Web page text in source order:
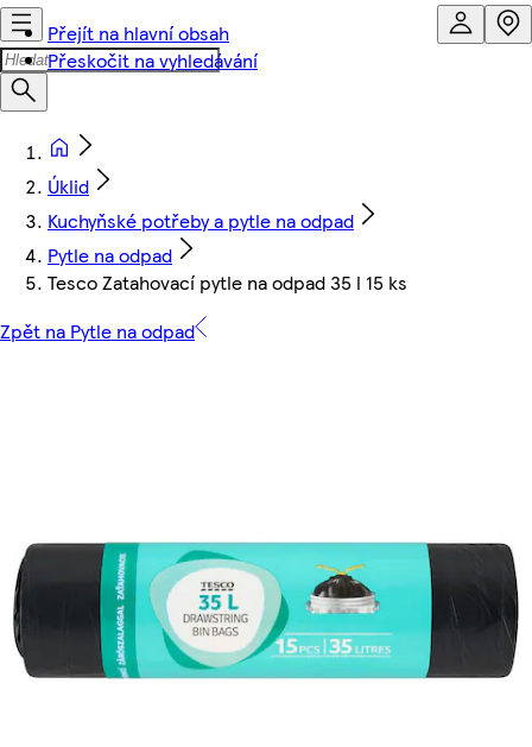
Přejít na hlavní obsah
Přeskočit na vyhledávání
Úklid
Kuchyňské potřeby a pytle na odpad
Pytle na odpad
Tesco Zatahovací pytle na odpad 35 l 15 ks
Zpět na Pytle na odpad